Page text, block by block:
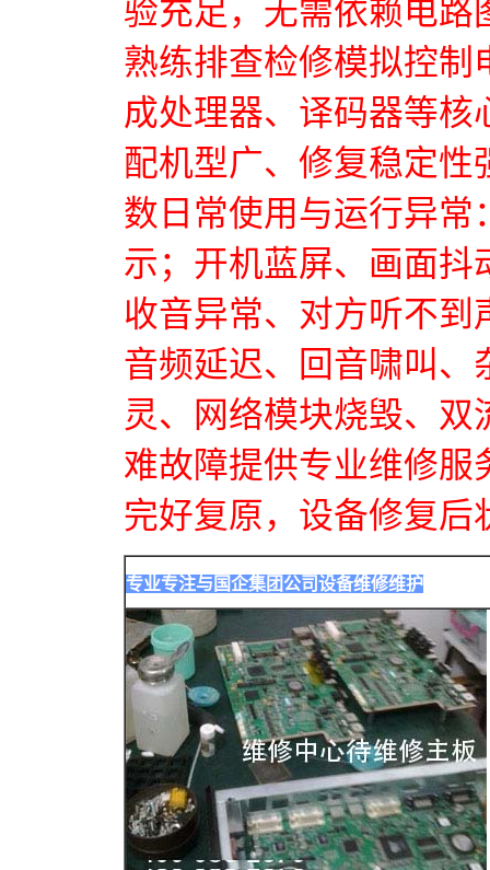
验充足，无需依赖电路
熟练排查检修模拟控制
成处理器、译码器等
配机型广、修复稳定
数日常使用与运行异常
示；开机蓝屏、画面抖
收音异常、对方听不
音频延迟、回音啸叫、
灵、网络模块烧毁、
难故障提供专业维修服
完好复原，设备修复
专业专注与国企集团公司设备维修维护